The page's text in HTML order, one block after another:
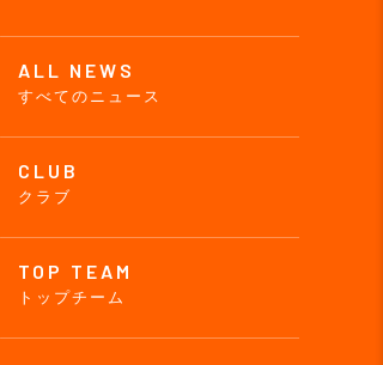
ALL NEWS
すべてのニュース
CLUB
クラブ
TOP TEAM
トップチーム